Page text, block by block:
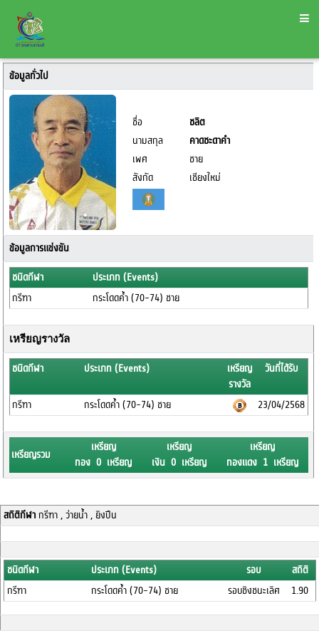
ข้อมูลทั่วไป
ชื่อ
ชลิต
นามสกุล
คาดชะดาคำ
เพศ
ชาย
สังกัด
เชียงใหม่
ข้อมูลการแข่งขัน
ชนิดกีฬา
ประเภท (Events)
กรีฑา
กระโดดค้ำ (70-74) ชาย
เหรียญรางวัล
ชนิดกีฬา ประเภท (Events)
เหรียญ
รางวัล
วันที่ได้รับ
กรีฑา กระโดดค้ำ (70-74) ชาย 23/04/2568
เหรียญรวม
เหรียญ
ทอง 0 เหรียญ
เหรียญ
เงิน 0 เหรียญ
เหรียญ
ทองแดง 1 เหรียญ
สถิติกีฬากรีฑา , ว่ายน้ำ , ยิงปืน
ชนิดกีฬา ประเภท (Events) รอบ
สถิติ
กรีฑา
กระโดดค้ำ (70-74) ชาย รอบชิงชนะเลิศ 1.90